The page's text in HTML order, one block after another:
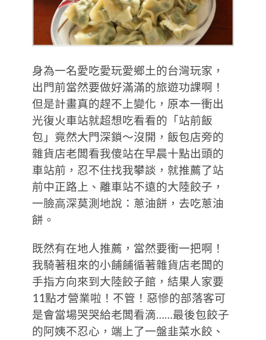
身為一名愛吃愛玩愛鄉土的台灣玩家，
出門前當然要做好滿滿的旅遊功課啊！
但是計畫真的趕不上變化，原本一衝出
光復火車站就超想吃看看的「站前飯
包」竟然大門深鎖～沒開，飯包店旁的
雜貨店老闆看我傻站在早晨十點出頭的
車站前，忍不住找我攀談，就推薦了站
前中正路上、離車站不遠的大陸餃子，
一臉高深莫測地說：蔥油餅，去吃蔥油
餅。
既然有在地人推薦，當然要衝一把啊！
我騎著租來的小餔餔循著雜貨店老闆的
手指方向來到大陸餃子館，結果人家要
11點才營業啦！不管！惡慘的部落客可
是會當場哭哭給老闆看滴……最後包餃子
的阿姨不忍心，端上了一盤韭菜水餃、